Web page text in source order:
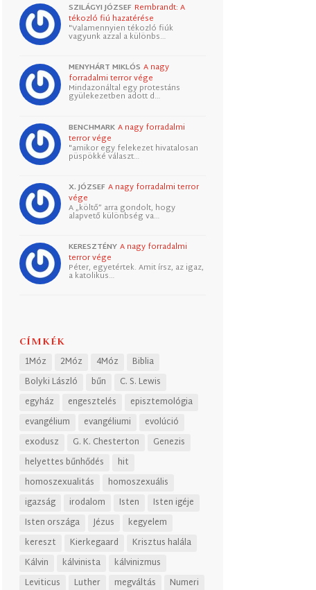
SZILÁGYI JÓZSEF Rembrandt: A
tékozló fiú hazatérése
"Valamennyien tékozló fiúk
vagyunk azzal a különbs…
MENYHÁRT MIKLÓS A nagy
forradalmi terror vége
Mindazonáltal egy protestáns
gyülekezetben adott d…
BENCHMARK A nagy forradalmi
terror vége
"amikor egy felekezet hivatalosan
püspökké választ…
X. JÓZSEF A nagy forradalmi terror
vége
A „költő” arra gondolt, hogy
alapvető különbség va…
KERESZTÉNY A nagy forradalmi
terror vége
Péter, egyetértek. Amit írsz, az igaz,
a katolikus…
CÍMKÉK
1Móz 2Móz 4Móz
Biblia
Bolyki László
bűn
C. S. Lewis
egyház
engesztelés
episztemológia
evangélium
evangéliumi
evolúció
exodusz
G. K. Chesterton
Genezis
helyettes bűnhődés
hit
homoszexualitás
homoszexuális
igazság
irodalom Isten
Isten igéje
Isten országa
Jézus
kegyelem
kereszt
Kierkegaard
Krisztus halála
Kálvin
kálvinista
kálvinizmus
Leviticus
Luther megváltás Numeri